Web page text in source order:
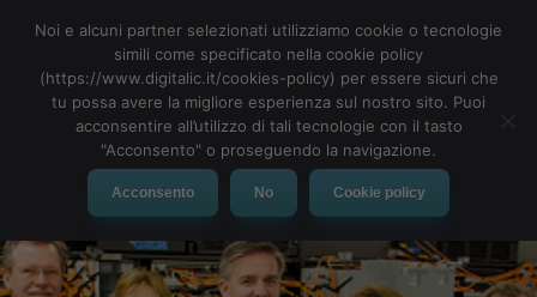
MENU
Noi e alcuni partner selezionati utilizziamo cookie o tecnologie
simili come specificato nella cookie policy
(https://www.digitalic.it/cookies-policy) per essere sicuri che
tu possa avere la migliore esperienza sul nostro sito. Puoi
acconsentire all’utilizzo di tali tecnologie con il tasto
"Acconsento" o proseguendo la navigazione.
Acconsento No Cookie policy